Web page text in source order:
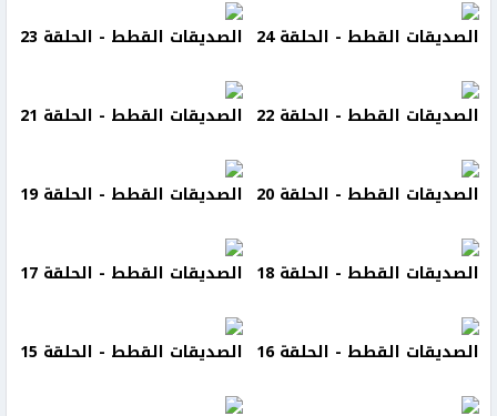
الصديقات القطط - الحلقة 24 الصديقات القطط - الحلقة 23
الصديقات القطط - الحلقة 22 الصديقات القطط - الحلقة 21
الصديقات القطط - الحلقة 20 الصديقات القطط - الحلقة 19
الصديقات القطط - الحلقة 18 الصديقات القطط - الحلقة 17
الصديقات القطط - الحلقة 16 الصديقات القطط - الحلقة 15